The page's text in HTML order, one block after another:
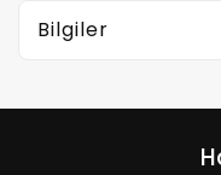
Bilgiler